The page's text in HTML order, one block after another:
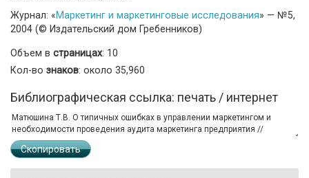
Журнал: «Маркетинг и маркетинговые исследования» — №5,
2004 (© Издательский дом Гребенников)
Объем в страницах: 10
Кол-во знаков: около 35,960
Библиографическая ссылка: печать / интернет
Скопировать